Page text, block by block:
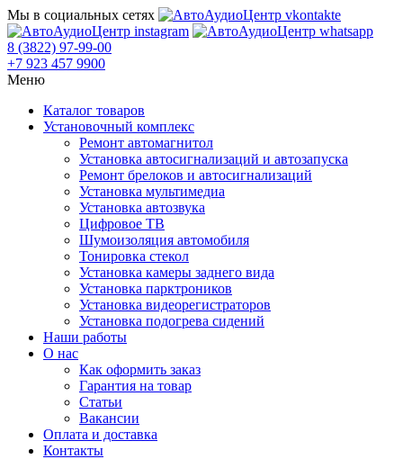
Мы в социальных сетях
8 (3822) 97-99-00
+7 923 457 9900
Меню
Каталог товаров
Установочный комплекс
Ремонт автомагнитол
Установка автосигнализаций и автозапуска
Ремонт брелоков и автосигнализаций
Установка мультимедиа
Установка автозвука
Цифровое ТВ
Шумоизоляция автомобиля
Тонировка стекол
Установка камеры заднего вида
Установка парктроников
Установка видеорегистраторов
Установка подогрева сидений
Наши работы
О нас
Как оформить заказ
Гарантия на товар
Статьи
Вакансии
Оплата и доставка
Контакты